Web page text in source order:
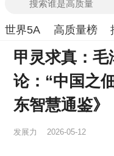
世界5A 高质量榜
甲灵求真：毛
论：“中国之
东智慧通鉴》
发展力 2026-05-12